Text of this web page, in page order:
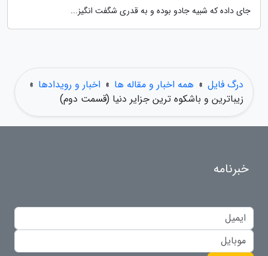
جای داده که شبیه جادو بوده و به قدری شگفت انگیز...
درگ فایل » همه اخبار و مقاله ها » اخبار و رویدادها »
زیباترین و باشکوه ترین جزایر دنیا (قسمت دوم)
خبرنامه